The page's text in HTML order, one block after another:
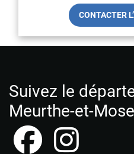
CONTACTER
Suivez le
Meurthe-et-